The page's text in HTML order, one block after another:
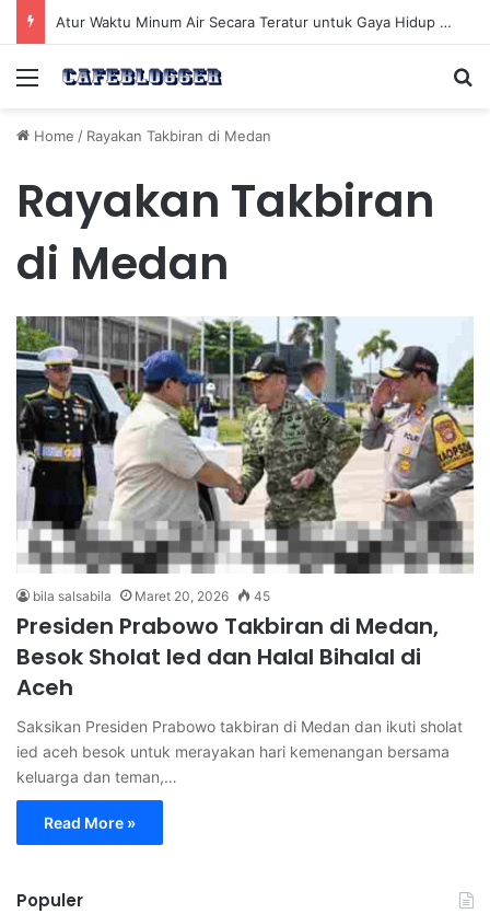
Atur Waktu Minum Air Secara Teratur untuk Gaya Hidup Sehat Sepanjang Hari
Menu
Home / Rayakan Takbiran di Medan
Rayakan Takbiran
di Medan
bila salsabila Maret 20, 2026 45
Presiden Prabowo Takbiran di Medan,
Besok Sholat Ied dan Halal Bihalal di
Aceh
Saksikan Presiden Prabowo takbiran di Medan dan ikuti sholat
ied aceh besok untuk merayakan hari kemenangan bersama
keluarga dan teman,…
Read More »
Populer